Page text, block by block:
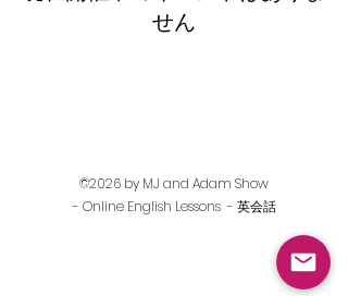
せん
©2026 by MJ and Adam Show
- Online English Lessons - 英会話